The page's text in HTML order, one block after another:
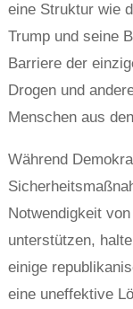
eine Struktur wie
Trump und seine
Barriere der
Drogen und
Menschen aus
Während
Notwendigkeit
unterstützen,
einige
eine uneffektive